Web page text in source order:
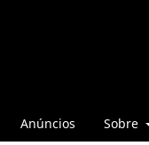
Anúncios Sobre